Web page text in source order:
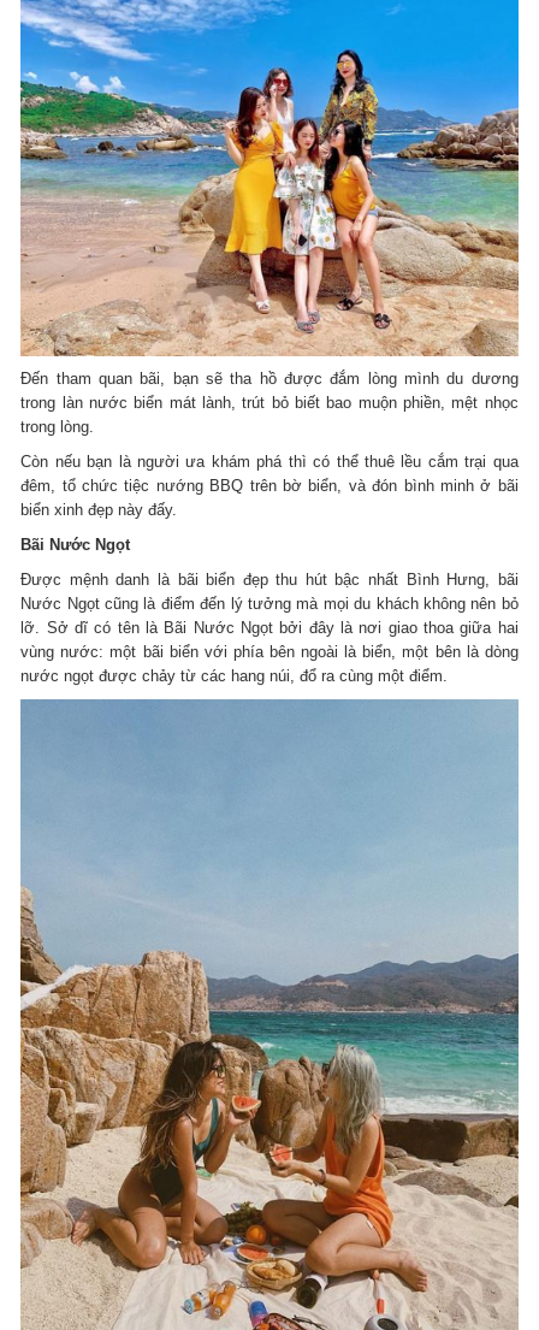
Đến tham quan bãi, bạn sẽ tha hồ được đắm lòng mình du dương
trong làn nước biển mát lành, trút bỏ biết bao muộn phiền, mệt nhọc
trong lòng.
Còn nếu bạn là người ưa khám phá thì có thể thuê lều cắm trại qua
đêm, tổ chức tiệc nướng BBQ trên bờ biển, và đón bình minh ở bãi
biển xinh đẹp này đấy.
Bãi Nước Ngọt
Được mệnh danh là bãi biển đẹp thu hút bậc nhất Bình Hưng, bãi
Nước Ngọt cũng là điểm đến lý tưởng mà mọi du khách không nên bỏ
lỡ. Sở dĩ có tên là Bãi Nước Ngọt bởi đây là nơi giao thoa giữa hai
vùng nước: một bãi biển với phía bên ngoài là biển, một bên là dòng
nước ngọt được chảy từ các hang núi, đổ ra cùng một điểm.